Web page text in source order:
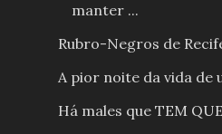
manter ...
Rubro-Negros de
A pior noite da vida de
Há males que TEM